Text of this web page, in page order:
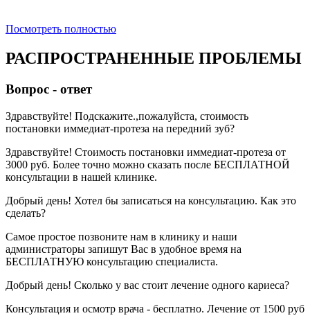
Посмотреть полностью
РАСПРОСТРАНЕННЫЕ ПРОБЛЕМЫ
Вопрос - ответ
Здравствуйте! Подскажите.,пожалуйста, стоимость
постановки иммедиат-протеза на передний зуб?
Здравствуйте! Стоимость постановки иммедиат-протеза от
3000 руб. Более точно можно сказать после БЕСПЛАТНОЙ
консультации в нашей клинике.
Добрый день! Хотел бы записаться на консультацию. Как это
сделать?
Самое простое позвоните нам в клинику и наши
администраторы запишут Вас в удобное время на
БЕСПЛАТНУЮ консультацию специалиста.
Добрый день! Сколько у вас стоит лечение одного кариеса?
Консультация и осмотр врача - бесплатно. Лечение от 1500 руб